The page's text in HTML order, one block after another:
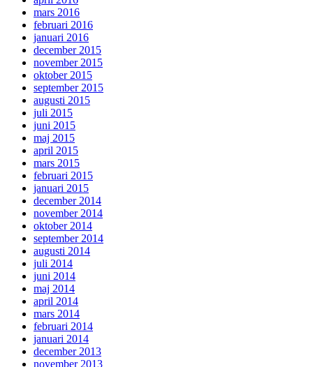
mars 2016
februari 2016
januari 2016
december 2015
november 2015
oktober 2015
september 2015
augusti 2015
juli 2015
juni 2015
maj 2015
april 2015
mars 2015
februari 2015
januari 2015
december 2014
november 2014
oktober 2014
september 2014
augusti 2014
juli 2014
juni 2014
maj 2014
april 2014
mars 2014
februari 2014
januari 2014
december 2013
november 2013